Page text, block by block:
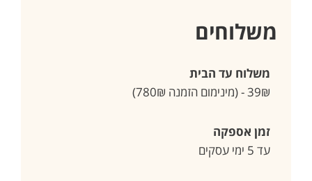
משלוחים
משלוח עד הבית
39₪ - (מינימום הזמנה 780₪)
זמן אספקה
עד 5 ימי עסקים